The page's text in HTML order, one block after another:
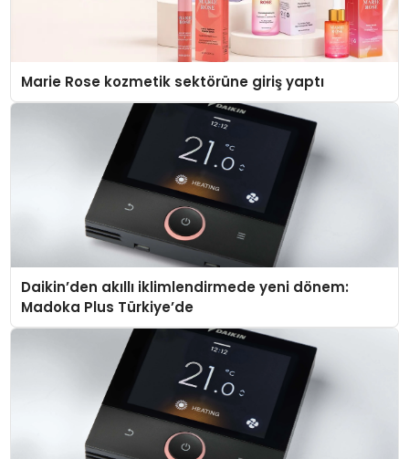
Marie Rose kozmetik sektörüne giriş yaptı
Daikin’den akıllı iklimlendirmede yeni dönem:
Madoka Plus Türkiye’de